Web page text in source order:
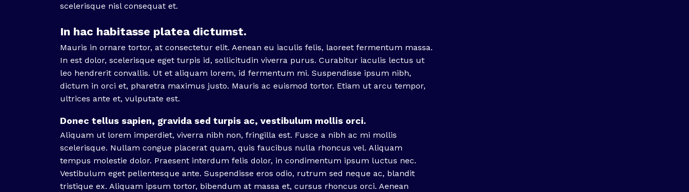
scelerisque nisl consequat et.
In hac habitasse platea dictumst.
Mauris in ornare tortor, at consectetur elit. Aenean eu iaculis felis, laoreet fermentum massa.
In est dolor, scelerisque eget turpis id, sollicitudin viverra purus. Curabitur iaculis lectus ut
leo hendrerit convallis. Ut et aliquam lorem, id fermentum mi. Suspendisse ipsum nibh,
dictum in orci et, pharetra maximus justo. Mauris ac euismod tortor. Etiam ut arcu tempor,
ultrices ante et, vulputate est.
Donec tellus sapien, gravida sed turpis ac, vestibulum mollis orci.
Aliquam ut lorem imperdiet, viverra nibh non, fringilla est. Fusce a nibh ac mi mollis
scelerisque. Nullam congue placerat quam, quis faucibus nulla rhoncus vel. Aliquam
tempus molestie dolor. Praesent interdum felis dolor, in condimentum ipsum luctus nec.
Vestibulum eget pellentesque ante. Suspendisse eros odio, rutrum sed neque ac, blandit
tristique ex. Aliquam ipsum tortor, bibendum at massa et, cursus rhoncus orci. Aenean